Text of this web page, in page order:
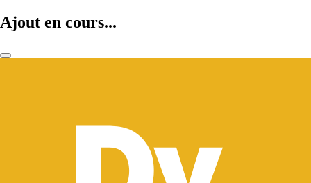
Ajout en cours...